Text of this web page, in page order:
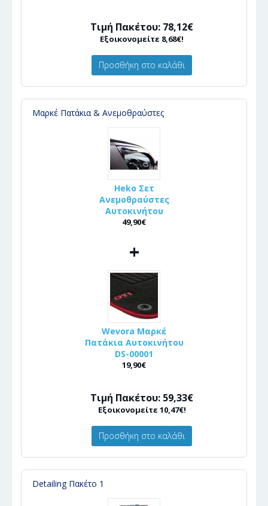
Τιμή Πακέτου: 78,12€
Εξοικονομείτε 8,68€!
Προσθήκη στο καλάθι
Μαρκέ Πατάκια & Ανεμοθραύστες
Heko Σετ
Ανεμοθραύστες
Αυτοκινήτου
49,90€
+
Wevora Μαρκέ
Πατάκια Αυτοκινήτου
DS-00001
19,90€
Τιμή Πακέτου: 59,33€
Εξοικονομείτε 10,47€!
Προσθήκη στο καλάθι
Detailing Πακέτο 1